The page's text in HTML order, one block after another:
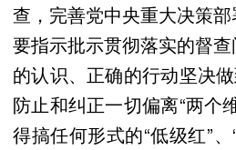
查，完善党中央重大决策
要指示批示贯彻落实的督
的认识、正确的行动坚决
防止和纠正一切偏离“两个
得搞任何形式的“低级红”